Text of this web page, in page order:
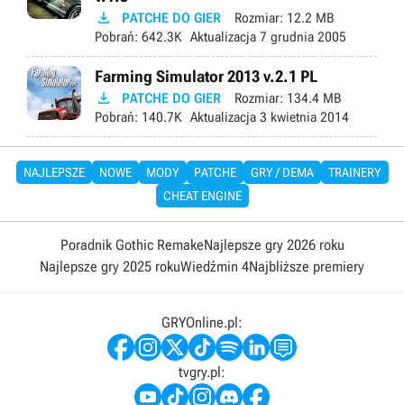
 PATCHE DO GIER Rozmiar: 12.2 MB
Pobrań: 642.3K Aktualizacja 7 grudnia 2005
Farming Simulator 2013 v.2.1 PL
 PATCHE DO GIER Rozmiar: 134.4 MB
Pobrań: 140.7K Aktualizacja 3 kwietnia 2014
NAJLEPSZE NOWE MODY PATCHE GRY / DEMA
TRAINERY
CHEAT ENGINE
Poradnik Gothic RemakeNajlepsze gry 2026 roku
Najlepsze gry 2025 rokuWiedźmin 4Najbliższe premiery
GRYOnline.pl:
tvgry.pl: